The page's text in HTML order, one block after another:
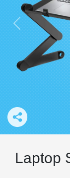
Previous
Laptop